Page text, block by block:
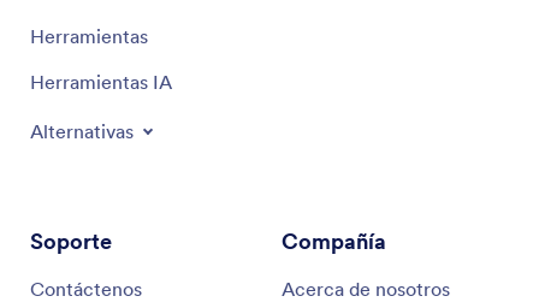
Herramientas
Herramientas IA
Alternativas
Soporte
Contáctenos
Compañía
Acerca de nosotros